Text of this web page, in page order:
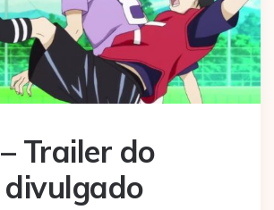
Trailer do